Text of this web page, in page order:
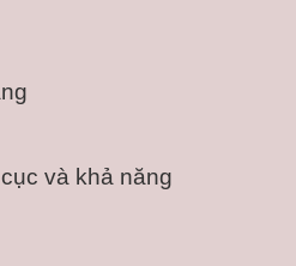
và khả năng